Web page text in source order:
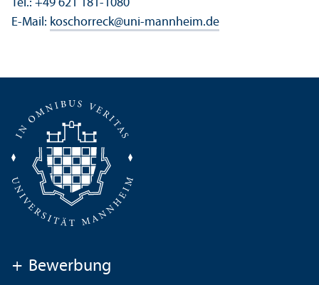
Tel.: +49 621 181-1080
E-Mail: koschorreck@uni-mannheim.de
+ Bewerbung